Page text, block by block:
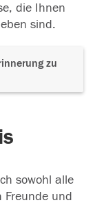
die Ihnen
sind.
zu
sowohl alle
Freunde und